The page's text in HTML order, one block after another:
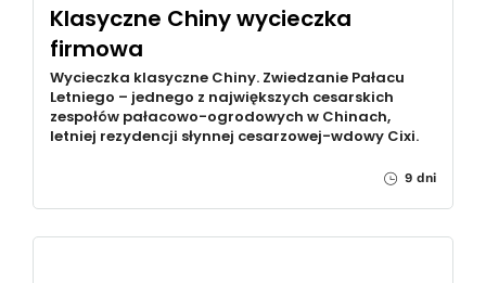
Klasyczne Chiny wycieczka
firmowa
Wycieczka klasyczne Chiny. Zwiedzanie Pałacu
Letniego – jednego z największych cesarskich
zespołów pałacowo-ogrodowych w Chinach,
letniej rezydencji słynnej cesarzowej-wdowy Cixi.
9 dni